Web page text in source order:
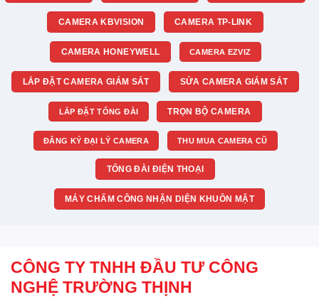
CAMERA KBVISION CAMERA TP-LINK
CAMERA HONEYWELL CAMERA EZVIZ
LẮP ĐẶT CAMERA GIÁM SÁT SỬA CAMERA GIÁM SÁT
LẮP ĐẶT TỔNG ĐÀI TRỌN BỘ CAMERA
ĐĂNG KÝ ĐẠI LÝ CAMERA THU MUA CAMERA CŨ
TỔNG ĐÀI ĐIỆN THOẠI
MÁY CHẤM CÔNG NHẬN DIỆN KHUÔN MẶT
CÔNG TY TNHH ĐẦU TƯ CÔNG
NGHỆ TRƯỜNG THỊNH